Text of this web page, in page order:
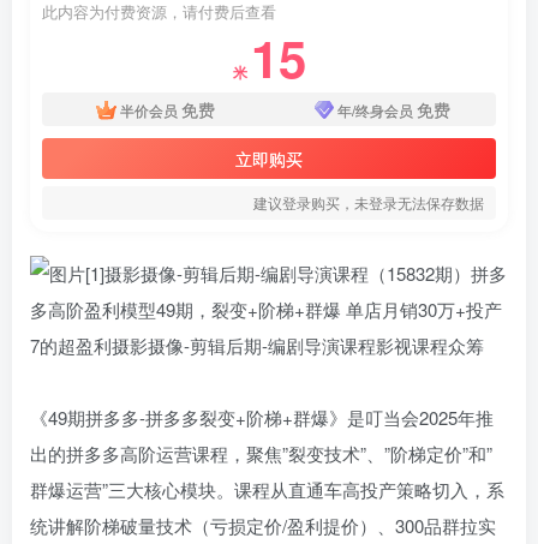
此内容为付费资源，请付费后查看
米 15
半价会员 免费 年/终身会员 免费
立即购买
建议登录购买，未登录无法保存数据
《49期拼多多-拼多多裂变+阶梯+群爆》是叮当会2025年推
出的拼多多高阶运营课程，聚焦”裂变技术”、”阶梯定价”和”
群爆运营”三大核心模块。课程从直通车高投产策略切入，系
统讲解阶梯破量技术（亏损定价/盈利提价）、300品群拉实